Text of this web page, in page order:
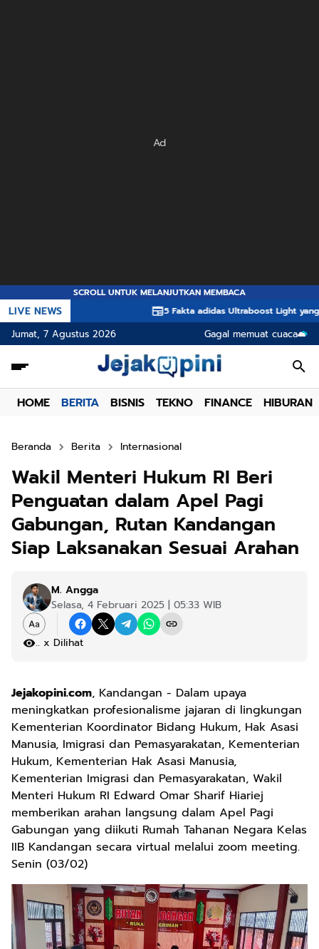
Ad
SCROLL UNTUK MELANJUTKAN MEMBACA
LIVE NEWS 5 Fakta adidas Ultraboost Light yang
Jumat, 7 Agustus 2026 Gagal memuat cuaca
HOME BERITA BISNIS TEKNO FINANCE HIBURAN
Beranda Berita Internasional
Wakil Menteri Hukum RI Beri
Penguatan dalam Apel Pagi
Gabungan, Rutan Kandangan
Siap Laksanakan Sesuai Arahan
M. Angga
Selasa, 4 Februari 2025 | 05:33 WIB
.x Dilihat
Jejakopini.com, Kandangan - Dalam upaya
meningkatkan profesionalisme jajaran di lingkungan
Kementerian Koordinator Bidang Hukum, Hak Asasi
Manusia, Imigrasi dan Pemasyarakatan, Kementerian
Hukum, Kementerian Hak Asasi Manusia,
Kementerian Imigrasi dan Pemasyarakatan, Wakil
Menteri Hukum RI Edward Omar Sharif Hiariej
memberikan arahan langsung dalam Apel Pagi
Gabungan yang diikuti Rumah Tahanan Negara Kelas
IIB Kandangan secara virtual melalui zoom meeting.
Senin (03/02)